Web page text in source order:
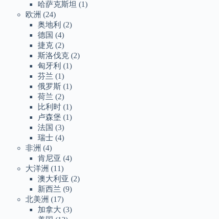
哈萨克斯坦 (1)
欧洲 (24)
奥地利 (2)
德国 (4)
捷克 (2)
斯洛伐克 (2)
匈牙利 (1)
芬兰 (1)
俄罗斯 (1)
荷兰 (2)
比利时 (1)
卢森堡 (1)
法国 (3)
瑞士 (4)
非洲 (4)
肯尼亚 (4)
大洋洲 (11)
澳大利亚 (2)
新西兰 (9)
北美洲 (17)
加拿大 (3)